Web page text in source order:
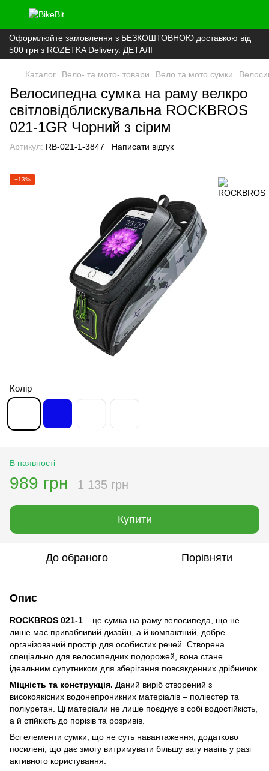
Оформлюйте замовлення з БЕЗКОШТОВНОЮ доставкою від
500 грн з ROZETKA Delivery. ДЕТАЛІ
Каталог Вело- та мото- товари Вело та мото сумки
Велосипедна сумка на раму велкро
світловідблискувальна ROCKBROS
021-1GR Чорний з сірим
Артикул: RB-021-1-3847 Написати відгук
−13%
Колір
В наявності
989 грн 1 135 грн
Купити
До обраного Порівняти
Опис
ROCKBROS 021-1 – це сумка на раму велосипеда, що не
лише має привабливий дизайн, а й компактний, добре
організований простір для особистих речей. Створена
спеціально для велосипедних подорожей, вона стане
ідеальним супутником для зберігання повсякденних дрібничок.
Міцність та конструкція. Даний виріб створений з
високоякісних водонепроникних матеріалів – поліестер та
поліуретан. Ці матеріали не лише поєднує в собі водостійкість,
а й стійкість до порізів та розривів.
Всі елементи сумки, що не суть навантаження, додатково
посилені, що дає змогу витримувати більшу вагу навіть у разі
активного користування.